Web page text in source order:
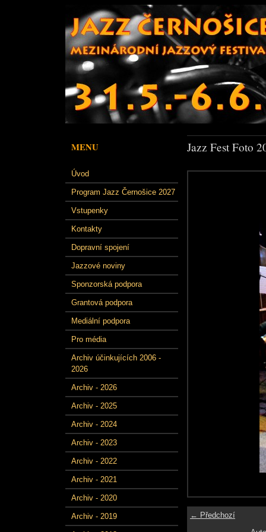
MENU
Úvod
Program Jazz Černošice 2027
Vstupenky
Kontakty
Dopravní spojení
Jazzové noviny
Sponzorská podpora
Grantová podpora
Mediální podpora
Pro média
Archiv účinkujících 2006 -
2026
Archiv - 2026
Archiv - 2025
Archiv - 2024
Archiv - 2023
Archiv - 2022
Archiv - 2021
Archiv - 2020
Archiv - 2019
Jazz Fest Foto
← Předchozí